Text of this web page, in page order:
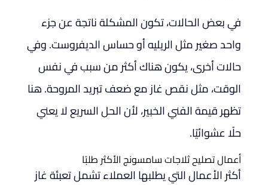
في بعض الحالات، تكون المشكلة ناتجة عن جزء
واحد صغير مثل الريليه أو حساس الديفروست. وفي
حالات أخرى، يكون هناك أكثر من سبب في نفس
الوقت، مثل نقص غاز مع ضعف تبريد المروحة. هنا
تظهر قيمة الفني الخبير، لأن الحل السريع لا يعني
حلًا عشوائيًا.
أعمال تصليح ثلاجات سامسونج الأكثر طلبًا
أكثر الأعمال التي يطلبها العملاء تشمل تعبئة غاز